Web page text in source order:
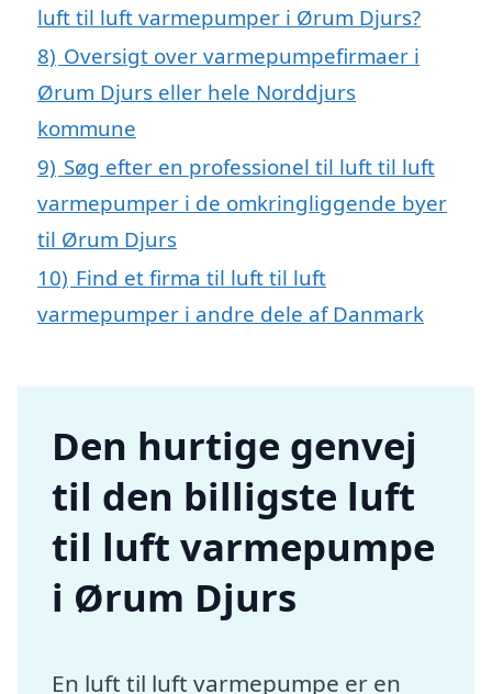
luft til luft varmepumper i Ørum Djurs?
8) Oversigt over varmepumpefirmaer i
Ørum Djurs eller hele Norddjurs
kommune
9) Søg efter en professionel til luft til luft
varmepumper i de omkringliggende byer
til Ørum Djurs
10) Find et firma til luft til luft
varmepumper i andre dele af Danmark
Den hurtige genvej
til den billigste luft
til luft varmepumpe
i Ørum Djurs
En luft til luft varmepumpe er en